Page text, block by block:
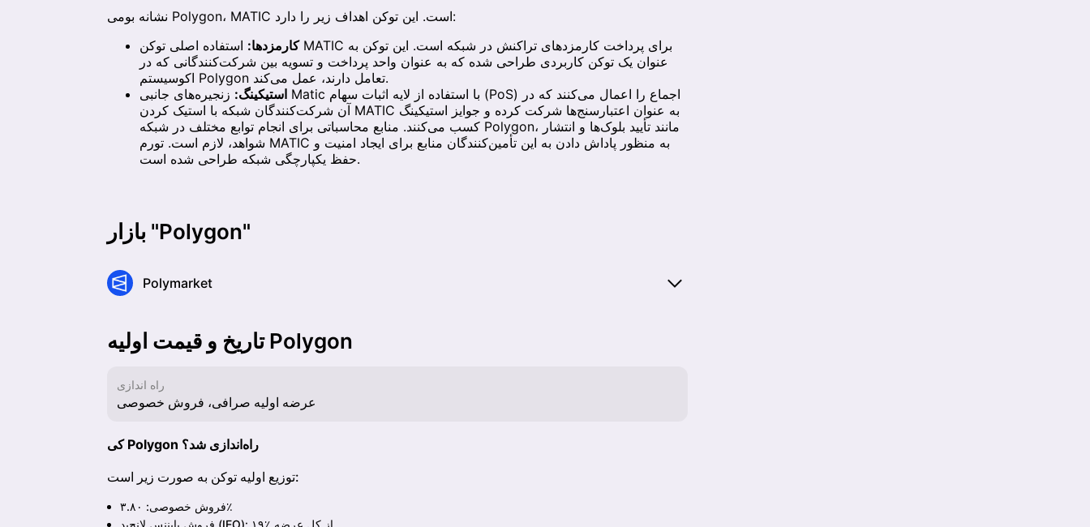
نشانه بومی Polygon، MATIC است. این توکن اهداف زیر را دارد:
کارمزدها: استفاده اصلی توکن MATIC برای پرداخت کارمزدهای تراکنش در شبکه است. این توکن به
عنوان یک توکن کاربردی طراحی شده که به عنوان واحد پرداخت و تسویه بین شرکت‌کنندگانی که در
اکوسیستم Polygon تعامل دارند، عمل می‌کند.
استیکینگ: زنجیره‌های جانبی Matic با استفاده از لایه اثبات سهام (PoS) اجماع را اعمال می‌کنند که در
آن شرکت‌کنندگان شبکه با استیک کردن MATIC به عنوان اعتبارسنج‌ها شرکت کرده و جوایز استیکینگ
کسب می‌کنند. منابع محاسباتی برای انجام توابع مختلف در شبکه Polygon، مانند تأیید بلوک‌ها و انتشار
شواهد، لازم است. تورم MATIC به منظور پاداش دادن به این تأمین‌کنندگان منابع برای ایجاد امنیت و
حفظ یکپارچگی شبکه طراحی شده است.
بازار "Polygon"
Polymarket
تاریخ و قیمت اولیه Polygon
راه اندازی
عرضه اولیه صرافی، فروش خصوصی
کی Polygon راه‌اندازی شد؟
توزیع اولیه توکن به صورت زیر است:
فروش خصوصی: ۳.۸۰٪